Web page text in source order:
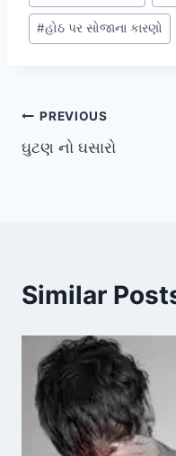
#હોઠ પર સોજાના કારણો
Post
navigation
PREVIOUS
ઘુટણ નો ઘસારો
Similar